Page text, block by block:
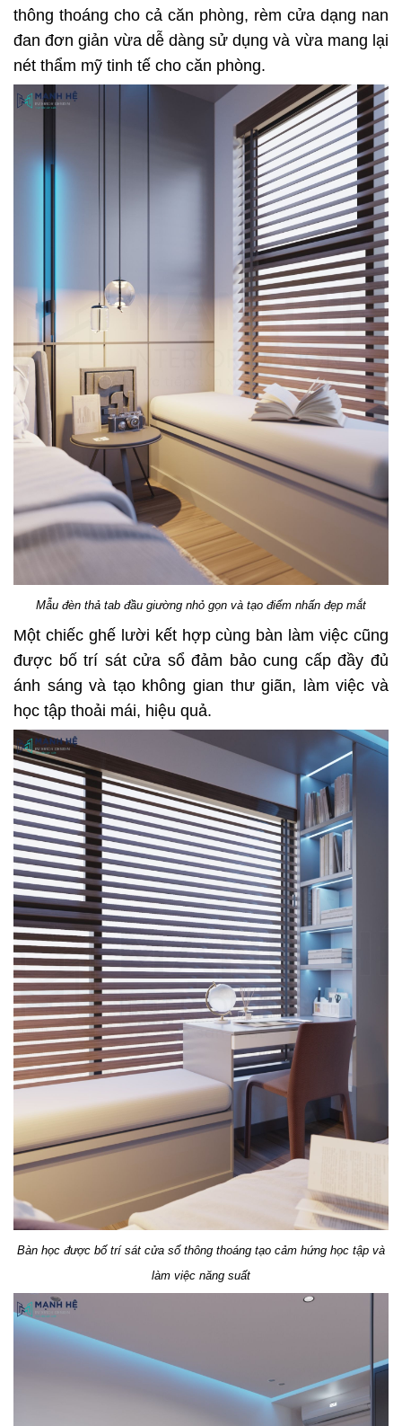
thông thoáng cho cả căn phòng, rèm cửa dạng nan
đan đơn giản vừa dễ dàng sử dụng và vừa mang lại
nét thẩm mỹ tinh tế cho căn phòng.
Mẫu đèn thả tab đầu giường nhỏ gọn và tạo điểm nhấn đẹp mắt
Một chiếc ghế lười kết hợp cùng bàn làm việc cũng
được bố trí sát cửa sổ đảm bảo cung cấp đầy đủ
ánh sáng và tạo không gian thư giãn, làm việc và
học tập thoải mái, hiệu quả.
Bàn học được bố trí sát cửa sổ thông thoáng tạo cảm hứng học tập và
làm việc năng suất